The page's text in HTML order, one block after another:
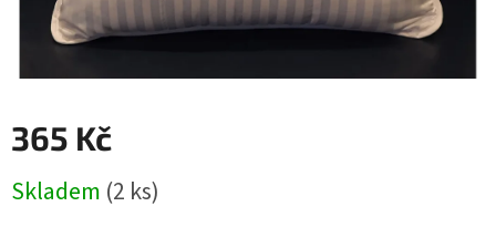
365 Kč
cena:
Skladem (2 ks)